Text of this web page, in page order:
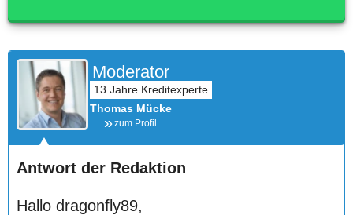
Moderator
Thomas Mücke
zum Profil
Antwort der Redaktion
Hallo dragonfly89,